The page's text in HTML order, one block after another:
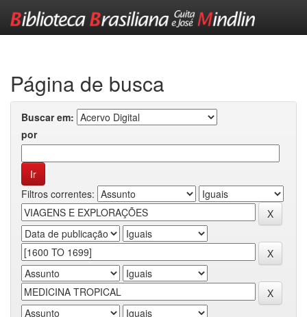
Página de busca
Buscar em:
por
Filtros correntes: